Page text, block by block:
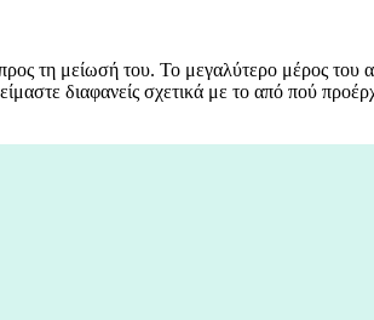
τη μείωσή του. Το μεγαλύτερο μέρος
διαφανείς σχετικά με το από πού